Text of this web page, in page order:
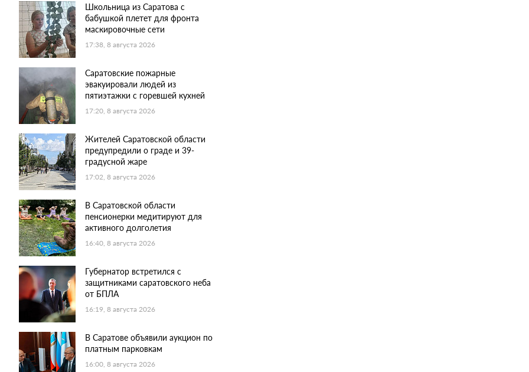
Школьница из Саратова с
бабушкой плетет для фронта
маскировочные сети
17:38, 8 августа 2026
Саратовские пожарные
эвакуировали людей из
пятиэтажки с горевшей кухней
17:20, 8 августа 2026
Жителей Саратовской области
предупредили о граде и 39-
градусной жаре
17:02, 8 августа 2026
В Саратовской области
пенсионерки медитируют для
активного долголетия
16:40, 8 августа 2026
Губернатор встретился с
защитниками саратовского неба
от БПЛА
16:19, 8 августа 2026
В Саратове объявили аукцион по
платным парковкам
16:00, 8 августа 2026